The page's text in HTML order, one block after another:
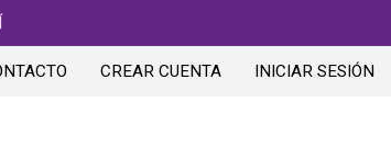
CREAR CUENTA INICIAR SESIÓN